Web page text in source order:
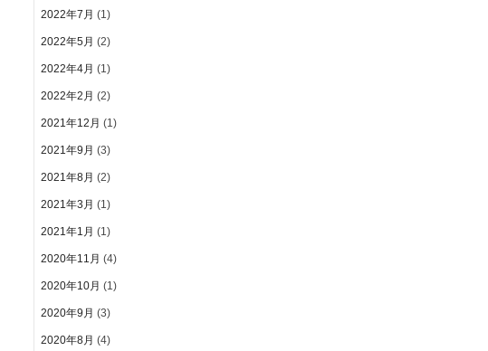
2022年7月 (1)
2022年5月 (2)
2022年4月 (1)
2022年2月 (2)
2021年12月 (1)
2021年9月 (3)
2021年8月 (2)
2021年3月 (1)
2021年1月 (1)
2020年11月 (4)
2020年10月 (1)
2020年9月 (3)
2020年8月 (4)